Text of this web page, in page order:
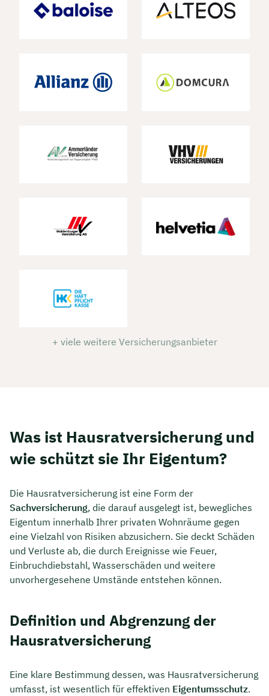
+ viele weitere Versicherungsanbieter
Was ist Hausratversicherung und
wie schützt sie Ihr Eigentum?
Die Hausratversicherung ist eine Form der
Sachversicherung, die darauf ausgelegt ist, bewegliches
Eigentum innerhalb Ihrer privaten Wohnräume gegen
eine Vielzahl von Risiken abzusichern. Sie deckt Schäden
und Verluste ab, die durch Ereignisse wie Feuer,
Einbruchdiebstahl, Wasserschäden und weitere
unvorhergesehene Umstände entstehen können.
Definition und Abgrenzung der
Hausratversicherung
Eine klare Bestimmung dessen, was Hausratversicherung
umfasst, ist wesentlich für effektiven Eigentumsschutz.